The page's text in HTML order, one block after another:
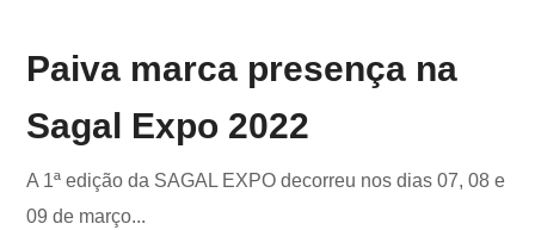
Paiva marca presença na
Sagal Expo 2022
A 1ª edição da SAGAL EXPO decorreu nos dias 07, 08 e
09 de março...